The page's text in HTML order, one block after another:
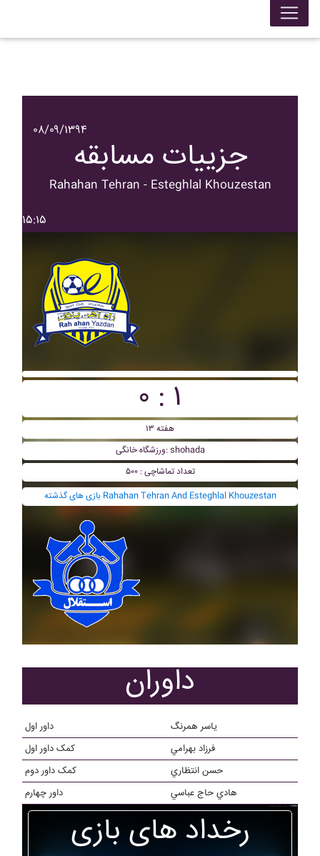
۰۸/۰۹/۱۳۹۴
جزییات مسابقه
Rahahan Tehran - Esteghlal Khouzestan
۱۵:۱۵
۰ : ۱
هفته ۱۳
ورزشگاه خانگی: shohada
تعداد تماشاچی : ۵۰۰
بازی های گذشته Rahahan Tehran And Esteghlal Khouzestan
داوران
داور اول
ياسر همرنگ
کمک داور اول
فرزاد بهرامي
کمک داور دوم
حسن انتظاري
داور چهارم
هادي حاج عباسي
رخداد های بازی